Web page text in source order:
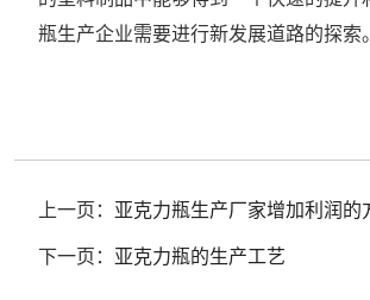
瓶生产企业需要进行新发展道路的探索。
上一页： 亚克力瓶生产厂家增加利润的
下一页： 亚克力瓶的生产工艺